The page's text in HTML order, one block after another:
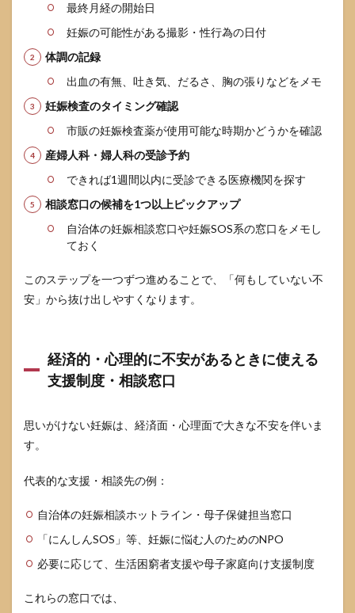
最終月経の開始日
妊娠の可能性がある撮影・性行為の日付
体調の記録
出血の有無、吐き気、だるさ、胸の張りなどをメモ
妊娠検査のタイミング確認
市販の妊娠検査薬が使用可能な時期かどうかを確認
産婦人科・婦人科の受診予約
できれば1週間以内に受診できる医療機関を探す
相談窓口の候補を1つ以上ピックアップ
自治体の妊娠相談窓口や妊娠SOS系の窓口をメモし
ておく
このステップを一つずつ進めることで、「何もしていない不
安」から抜け出しやすくなります。
経済的・心理的に不安があるときに使える
支援制度・相談窓口
思いがけない妊娠は、経済面・心理面で大きな不安を伴いま
す。
代表的な支援・相談先の例：
自治体の妊娠相談ホットライン・母子保健担当窓口
「にんしんSOS」等、妊娠に悩む人のためのNPO
必要に応じて、生活困窮者支援や母子家庭向け支援制度
これらの窓口では、